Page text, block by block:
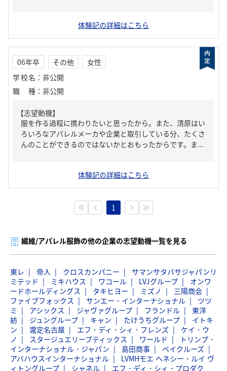
体験記の詳細はこちら
06年卒 その他
女性
学校名 ： 非公開
職種 ： 非公開
【志望動機】
服を作る過程に携わりたいと思ったから。また、清原はい
ろいろなアパレルメーカや企業と取引している分、たくさ
んのことができるのではないかとおもったからです。ま...
体験記の詳細はこちら
1
繊維/アパレル服飾の他の企業の志望動機一覧を見る
東レ 帝人 クロスカンパニー
サマンサタバサジャパンリ
ミテッド
ミキハウス ワコール LVJグループ
オンワ
ードホールディングス
タキヒヨー ミズノ
三陽商会
ファイブフォックス
サンエー・インターナショナル
ツツ
ミ
アシックス ジャヴァグループ フランドル
東洋
紡
ジュングループ キャン たけうちグループ
イトキ
ン
瀧定名古屋 エフ・ディ・シィ・フレンズ
ケイ・ウ
ノ
スタージュエリーブティックス ワールド
トリンプ・
インターナショナル・ジャパン
島田商事
ベイクルーズ
アバハウスインターナショナル
LVMHモエ ヘネシー・ルイ ヴ
ィトングループ
シャネル エフ・ディ・シィ・プロダク